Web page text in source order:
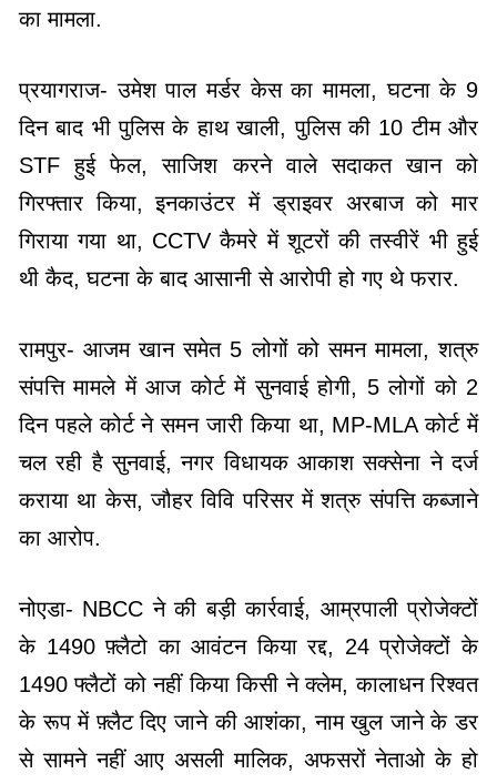
का मामला.
प्रयागराज- उमेश पाल मर्डर केस का मामला, घटना के 9
दिन बाद भी पुलिस के हाथ खाली, पुलिस की 10 टीम और
STF हुई फेल, साजिश करने वाले सदाकत खान को
गिरफ्तार किया, इनकाउंटर में ड्राइवर अरबाज को मार
गिराया गया था, CCTV कैमरे में शूटरों की तस्वीरें भी हुई
थी कैद, घटना के बाद आसानी से आरोपी हो गए थे फरार.
रामपुर- आजम खान समेत 5 लोगों को समन मामला, शत्रु
संपत्ति मामले में आज कोर्ट में सुनवाई होगी, 5 लोगों को 2
दिन पहले कोर्ट ने समन जारी किया था, MP-MLA कोर्ट में
चल रही है सुनवाई, नगर विधायक आकाश सक्सेना ने दर्ज
कराया था केस, जौहर विवि परिसर में शत्रु संपत्ति कब्जाने
का आरोप.
नोएडा- NBCC ने की बड़ी कार्रवाई, आम्रपाली प्रोजेक्टों
के 1490 फ़्लैटो का आवंटन किया रद्द, 24 प्रोजेक्टों के
1490 फ्लैटों को नहीं किया किसी ने क्लेम, कालाधन रिश्वत
के रूप में फ़्लैट दिए जाने की आशंका, नाम खुल जाने के डर
से सामने नहीं आए असली मालिक, अफसरों नेताओ के हो